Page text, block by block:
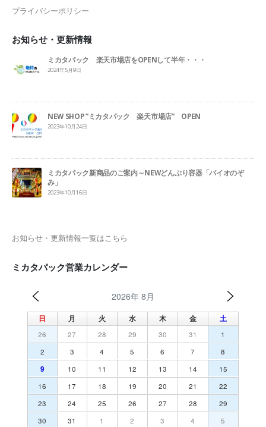
プライバシーポリシー
お知らせ・更新情報
ミカタパック 楽天市場店をOPENして半年・・・
2024年5月9日
NEW SHOP ”ミカタパック 楽天市場店” OPEN
2023年10月24日
ミカタパック新商品のご案内～NEWどんぶり容器「バイオのぞ
み」
2023年10月16日
お知らせ・更新情報一覧はこちら
ミカタパック営業カレンダー
2026年 8月
日 月 火 水 木 金 土
26 27 28 29 30 31
1
2
3 4 5 6 7 8
9 10 11 12 13 14
15
16
17 18 19 20 21
22
23
24 25 26 27 28
29
30
31 1 2 3 4 5